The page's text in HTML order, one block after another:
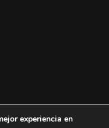
experiencia en